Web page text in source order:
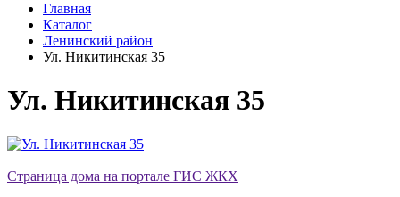
Главная
Каталог
Ленинский район
Ул. Никитинская 35
Ул. Никитинская 35
Страница дома на портале ГИС ЖКХ